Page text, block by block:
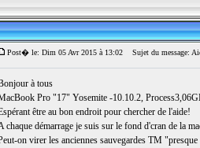
Post� le: Dim 05 Avr 2015 à 13:02 Sujet du message:
à tous
Pro "17" Yosemite -10.10.2,
être au bon endroit pour chercher de l'aide!
chaque démarrage je suis sur le fond d'cran de la
on virer les anciennes sauvegardes TM